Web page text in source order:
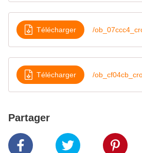
Télécharger
Télécharger
Partager